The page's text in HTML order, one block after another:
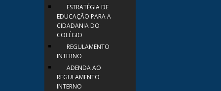
ESTRATÉGIA DE
EDUCAÇÃO PARA A
CIDADANIA DO
COLÉGIO
REGULAMENTO
INTERNO
ADENDA AO
REGULAMENTO
INTERNO